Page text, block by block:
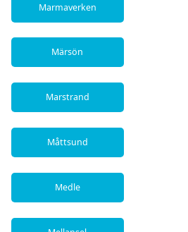
Marmaverken
Märsön
Marstrand
Måttsund
Medle